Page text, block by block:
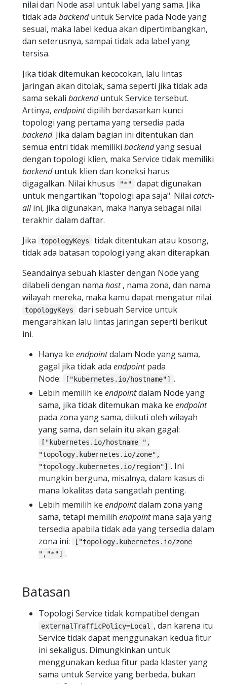
nilai dari Node asal untuk label yang sama. Jika
tidak ada backenduntuk Service pada Node yang
sesuai, maka label kedua akan dipertimbangkan,
dan seterusnya, sampai tidak ada label yang
tersisa.
Jika tidak ditemukan kecocokan, lalu lintas
jaringan akan ditolak, sama seperti jika tidak ada
sama sekali backenduntuk Service tersebut.
Artinya, endpointdipilih berdasarkan kunci
topologi yang pertama yang tersedia pada
backend. Jika dalam bagian ini ditentukan dan
semua entri tidak memiliki backendyang sesuai
dengan topologi klien, maka Service tidak memiliki
backenduntuk klien dan koneksi harus
digagalkan. Nilai khusus
"*"
dapat digunakan
untuk mengartikan "topologi apa saja". Nilai catch-
allini, jika digunakan, maka hanya sebagai nilai
terakhir dalam daftar.
Jika
topologyKeys
tidak ditentukan atau kosong,
tidak ada batasan topologi yang akan diterapkan.
Seandainya sebuah klaster dengan Node yang
dilabeli dengan nama host, nama zona, dan nama
wilayah mereka, maka kamu dapat mengatur nilai
topologyKeys
dari sebuah Service untuk
mengarahkan lalu lintas jaringan seperti berikut
ini.
Hanya ke endpointdalam Node yang sama,
gagal jika tidak ada endpointpada
Node:
["kubernetes.io/hostname"]
.
Lebih memilih ke endpointdalam Node yang
sama, jika tidak ditemukan maka ke endpoint
pada zona yang sama, diikuti oleh wilayah
yang sama, dan selain itu akan gagal:
["kubernetes.io/hostname ",
"topology.kubernetes.io/zone",
"topology.kubernetes.io/region"] . Ini
mungkin berguna, misalnya, dalam kasus di
mana lokalitas data sangatlah penting.
Lebih memilih ke endpointdalam zona yang
sama, tetapi memilih endpointmana saja yang
tersedia apabila tidak ada yang tersedia dalam
zona ini:
["topology.kubernetes.io/zone
","*"] .
Batasan
Topologi Service tidak kompatibel dengan
externalTrafficPolicy=Local
, dan karena itu
Service tidak dapat menggunakan kedua fitur
ini sekaligus. Dimungkinkan untuk
menggunakan kedua fitur pada klaster yang
sama untuk Service yang berbeda, bukan